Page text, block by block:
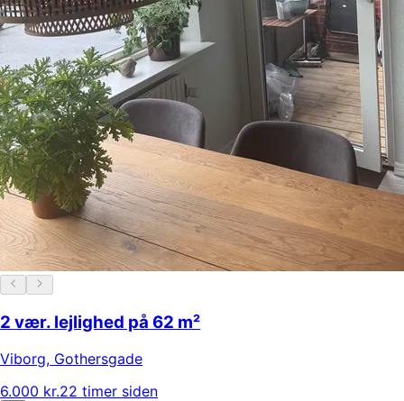
2 vær. lejlighed på 62 m²
Viborg, Gothersgade
6.000 kr.22 timer siden